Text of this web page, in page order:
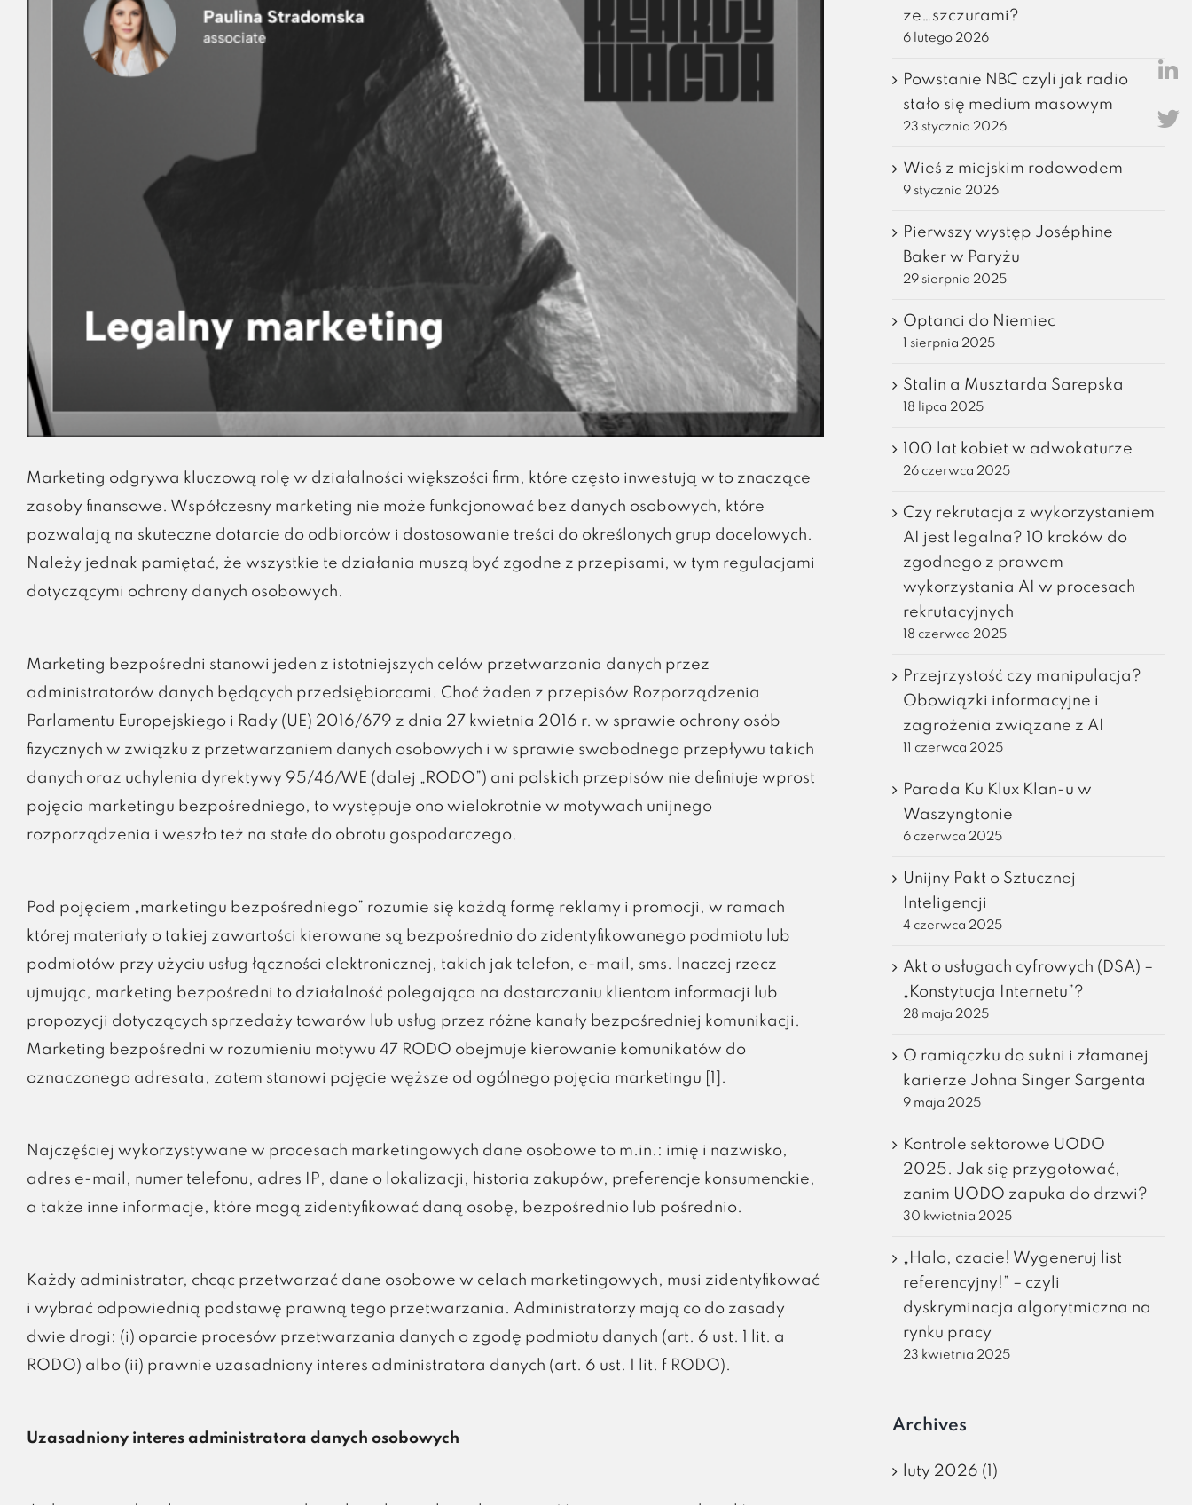
Marketing odgrywa kluczową rolę w działalności większości firm, które często inwestują w to znaczące
zasoby finansowe. Współczesny marketing nie może funkcjonować bez danych osobowych, które
pozwalają na skuteczne dotarcie do odbiorców i dostosowanie treści do określonych grup docelowych.
Należy jednak pamiętać, że wszystkie te działania muszą być zgodne z przepisami, w tym regulacjami
dotyczącymi ochrony danych osobowych.
Marketing bezpośredni stanowi jeden z istotniejszych celów przetwarzania danych przez
administratorów danych będących przedsiębiorcami. Choć żaden z przepisów Rozporządzenia
Parlamentu Europejskiego i Rady (UE) 2016/679 z dnia 27 kwietnia 2016 r. w sprawie ochrony osób
fizycznych w związku z przetwarzaniem danych osobowych i w sprawie swobodnego przepływu takich
danych oraz uchylenia dyrektywy 95/46/WE (dalej „RODO”) ani polskich przepisów nie definiuje wprost
pojęcia marketingu bezpośredniego, to występuje ono wielokrotnie w motywach unijnego
rozporządzenia i weszło też na stałe do obrotu gospodarczego.
Pod pojęciem „marketingu bezpośredniego” rozumie się każdą formę reklamy i promocji, w ramach
której materiały o takiej zawartości kierowane są bezpośrednio do zidentyfikowanego podmiotu lub
podmiotów przy użyciu usług łączności elektronicznej, takich jak telefon, e-mail, sms. Inaczej rzecz
ujmując, marketing bezpośredni to działalność polegająca na dostarczaniu klientom informacji lub
propozycji dotyczących sprzedaży towarów lub usług przez różne kanały bezpośredniej komunikacji.
Marketing bezpośredni w rozumieniu motywu 47 RODO obejmuje kierowanie komunikatów do
oznaczonego adresata, zatem stanowi pojęcie węższe od ogólnego pojęcia marketingu [1].
Najczęściej wykorzystywane w procesach marketingowych dane osobowe to m.in.: imię i nazwisko,
adres e-mail, numer telefonu, adres IP, dane o lokalizacji, historia zakupów, preferencje konsumenckie,
a także inne informacje, które mogą zidentyfikować daną osobę, bezpośrednio lub pośrednio.
Każdy administrator, chcąc przetwarzać dane osobowe w celach marketingowych, musi zidentyfikować
i wybrać odpowiednią podstawę prawną tego przetwarzania. Administratorzy mają co do zasady
dwie drogi: (i) oparcie procesów przetwarzania danych o zgodę podmiotu danych (art. 6 ust. 1 lit. a
RODO) albo (ii) prawnie uzasadniony interes administratora danych (art. 6 ust. 1 lit. f RODO).
Uzasadniony interes administratora danych osobowych
ze…szczurami?
6 lutego 2026
Powstanie NBC czyli jak radio
stało się medium masowym
23 stycznia 2026
Wieś z miejskim rodowodem
9 stycznia 2026
Pierwszy występ Joséphine
Baker w Paryżu
29 sierpnia 2025
Optanci do Niemiec
1 sierpnia 2025
Stalin a Musztarda Sarepska
18 lipca 2025
100 lat kobiet w adwokaturze
26 czerwca 2025
Czy rekrutacja z wykorzystaniem
AI jest legalna? 10 kroków do
zgodnego z prawem
wykorzystania AI w procesach
rekrutacyjnych
18 czerwca 2025
Przejrzystość czy manipulacja?
Obowiązki informacyjne i
zagrożenia związane z AI
11 czerwca 2025
Parada Ku Klux Klan-u w
Waszyngtonie
6 czerwca 2025
Unijny Pakt o Sztucznej
Inteligencji
4 czerwca 2025
Akt o usługach cyfrowych (DSA) –
„Konstytucja Internetu”?
28 maja 2025
O ramiączku do sukni i złamanej
karierze Johna Singer Sargenta
9 maja 2025
Kontrole sektorowe UODO
2025. Jak się przygotować,
zanim UODO zapuka do drzwi?
30 kwietnia 2025
„Halo, czacie! Wygeneruj list
referencyjny!” – czyli
dyskryminacja algorytmiczna na
rynku pracy
23 kwietnia 2025
Archives
luty 2026 (1)